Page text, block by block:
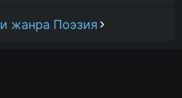
жанра Поэзия